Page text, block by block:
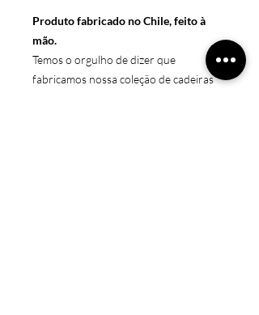
Produto fabricado no Chile, feito à
mão.
Temos o orgulho de dizer que
fabricamos nossa coleção de cadeiras